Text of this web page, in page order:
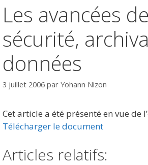
Les avancées
sécurité,
données
3 juillet 2006 par Yohann Nizon
Cet article a été présenté en vue
Télécharger le document
Articles relatifs: